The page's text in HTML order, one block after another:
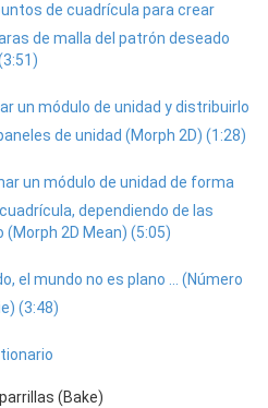
de cuadrícula para crear
de malla del patrón deseado
un módulo de unidad y distribuirlo
de unidad (Morph 2D) (1:28)
un módulo de unidad de forma
dependiendo de las
2D Mean) (5:05)
el mundo no es plano ... (Número
(3:48)
(Bake)